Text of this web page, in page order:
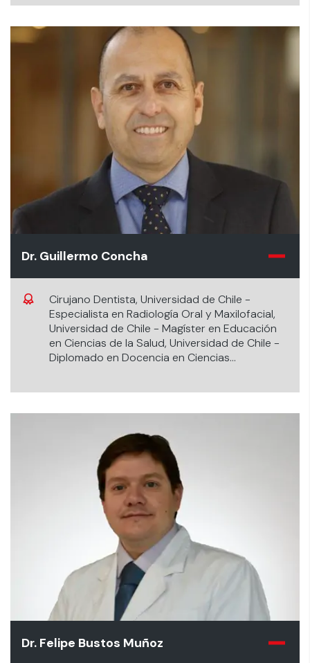
Dr. Guillermo Concha
Cirujano Dentista, Universidad de Chile -
Especialista en Radiología Oral y Maxilofacial,
Universidad de Chile - Magíster en Educación
en Ciencias de la Salud, Universidad de Chile -
Diplomado en Docencia en Ciencias
Dr. Felipe Bustos Muñoz